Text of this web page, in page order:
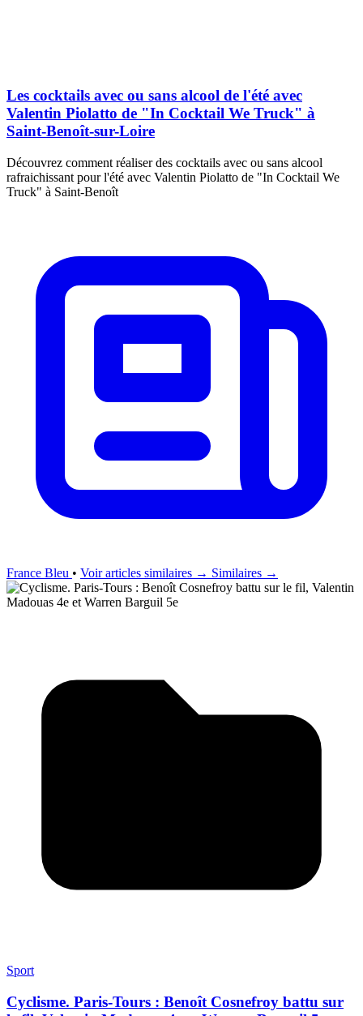
Les cocktails avec ou sans alcool de l'été avec
Valentin Piolatto de "In Cocktail We Truck" à
Saint-Benoît-sur-Loire
Découvrez comment réaliser des cocktails avec ou sans alcool
rafraichissant pour l'été avec Valentin Piolatto de "In Cocktail We
Truck" à Saint-Benoît
France Bleu • Voir articles similaires → Similaires →
Sport
Cyclisme. Paris-Tours : Benoît Cosnefroy battu sur